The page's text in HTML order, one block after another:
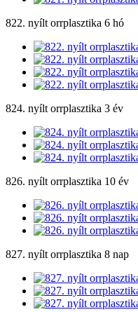
822. nyílt orrplasztika 6 hó
824. nyílt orrplasztika 3 év
826. nyílt orrplasztika 10 év
827. nyílt orrplasztika 8 nap